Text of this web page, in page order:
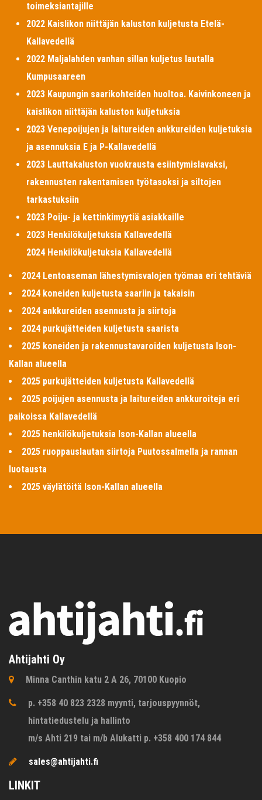
toimeksiantajille
2022 Kaislikon niittäjän kaluston kuljetusta Etelä-
Kallavedellä
2022 Maljalahden vanhan sillan kuljetus lautalla
Kumpusaareen
2023 Kaupungin saarikohteiden huoltoa. Kaivinkoneen ja
kaislikon niittäjän kaluston kuljetuksia
2023 Venepoijujen ja laitureiden ankkureiden kuljetuksia
ja asennuksia E ja P-Kallavedellä
2023 Lauttakaluston vuokrausta esiintymislavaksi,
rakennusten rakentamisen työtasoksi ja siltojen
tarkastuksiin
2023 Poiju- ja kettinkimyytiä asiakkaille
2023 Henkilökuljetuksia Kallavedellä
2024 Henkilökuljetuksia Kallavedellä
2024 Lentoaseman lähestymisvalojen työmaa eri tehtäviä
2024 koneiden kuljetusta saariin ja takaisin
2024 ankkureiden asennusta ja siirtoja
2024 purkujätteiden kuljetusta saarista
2025 koneiden ja rakennustavaroiden kuljetusta Ison-
Kallan alueella
2025 purkujätteiden kuljetusta Kallavedellä
2025 poijujen asennusta ja laitureiden ankkuroiteja eri
paikoissa Kallavedellä
2025 henkilökuljetuksia Ison-Kallan alueella
2025 ruoppauslautan siirtoja Puutossalmella ja rannan
luotausta
2025 väylätöitä Ison-Kallan alueella
Ahtijahti Oy
Minna Canthin katu 2 A 26, 70100 Kuopio
p. +358 40 823 2328 myynti, tarjouspyynnöt,
hintatiedustelu ja hallinto
m/s Ahti 219 tai m/b Alukatti p. +358 400 174 844
sales@ahtijahti.fi
LINKIT